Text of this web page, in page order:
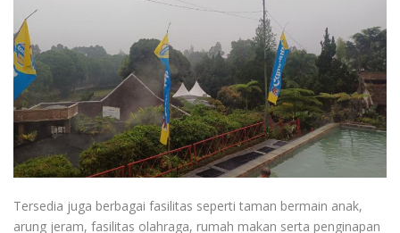
Tersedia juga berbagai fasilitas seperti taman bermain anak,
arung jeram, fasilitas olahraga, rumah makan serta penginapan